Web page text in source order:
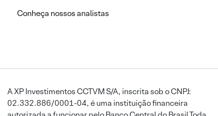
Conheça nossos analistas
A XP Investimentos CCTVM S/A, inscrita sob o CNPJ:
02.332.886/0001-04, é uma instituição financeira